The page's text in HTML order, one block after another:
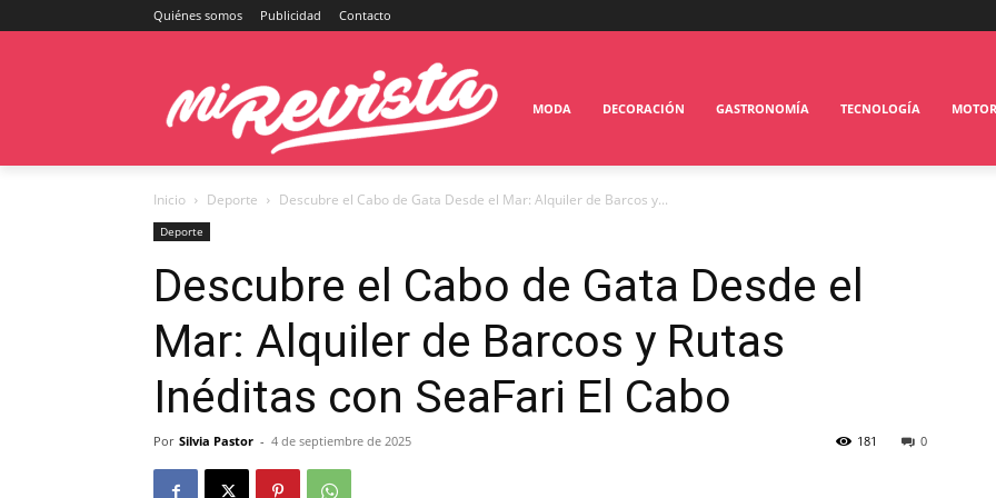
Quiénes somos Publicidad Contacto
MODA DECORACIÓN GASTRONOMÍA TECNOLOGÍA MOTOR
Inicio Deporte Descubre el Cabo de Gata Desde el Mar: Alquiler de Barcos y...
Deporte
Descubre el Cabo de Gata Desde el
Mar: Alquiler de Barcos y Rutas
Inéditas con SeaFari El Cabo
Por Silvia Pastor - 4 de septiembre de 2025 0
181